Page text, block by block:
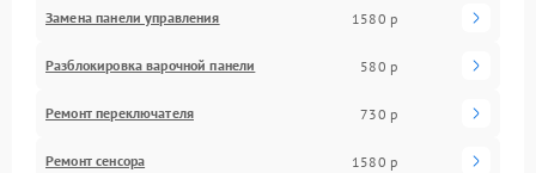
Замена панели управления 1580 р
Разблокировка варочной панели 580 р
Ремонт переключателя 730 р
Ремонт сенсора 1580 р